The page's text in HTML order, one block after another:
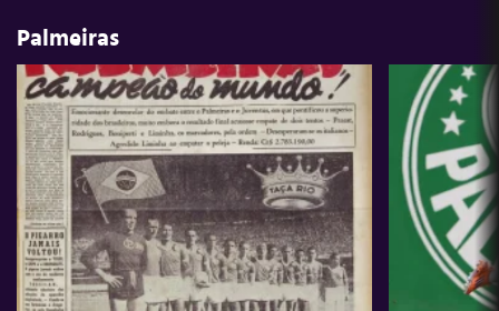
Palmeiras